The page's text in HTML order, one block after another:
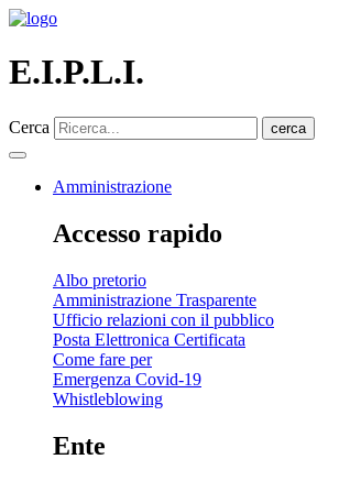
E.I.P.L.I.
Cerca cerca
Amministrazione
Accesso rapido
Albo pretorio
Amministrazione Trasparente
Ufficio relazioni con il pubblico
Posta Elettronica Certificata
Come fare per
Emergenza Covid-19
Whistleblowing
Ente